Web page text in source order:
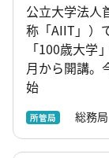
公立大学法人
称「AIIT」）
「100歳大学
月から開講。
始
所管局 総務局